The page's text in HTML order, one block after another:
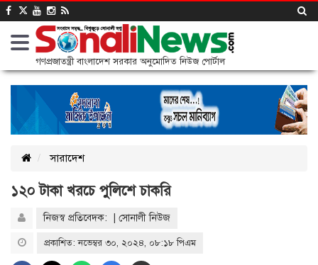
গণপ্রজাতন্ত্রী বাংলাদেশ সরকার অনুমোদিত নিউজ পোর্টাল
সারাদেশ
১২০ টাকা খরচে পুলিশে চাকরি
নিজস্ব প্রতিবেদক: | সোনালী নিউজ
প্রকাশিত: নভেম্বর ৩০, ২০২৪, ০৮:১৮ পিএম